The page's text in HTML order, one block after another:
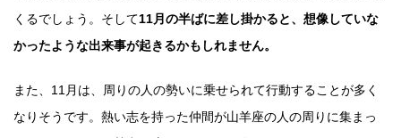
くるでしょう。そして11月の半ばに差し掛かると、想像していな
かったような出来事が起きるかもしれません。
また、11月は、周りの人の勢いに乗せられて行動することが多く
なりそうです。熱い志を持った仲間が山羊座の人の周りに集まっ